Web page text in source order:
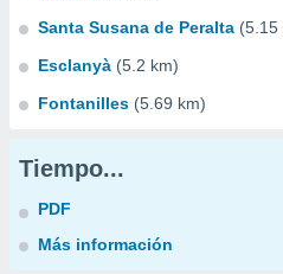
Santa Susana de Peralta (5.15
Esclanyà (5.2 km)
Fontanilles (5.69 km)
Tiempo...
PDF
Más información